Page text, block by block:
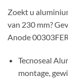
Zoekt u
van 230 mm?
Anode
Tecnoseal
montage,